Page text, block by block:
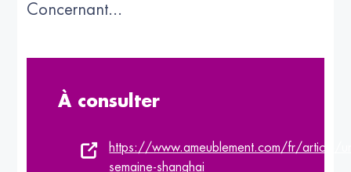
Concernant...
À consulter
https://www.ameublement.com/fr/article/
semaine-shanghai